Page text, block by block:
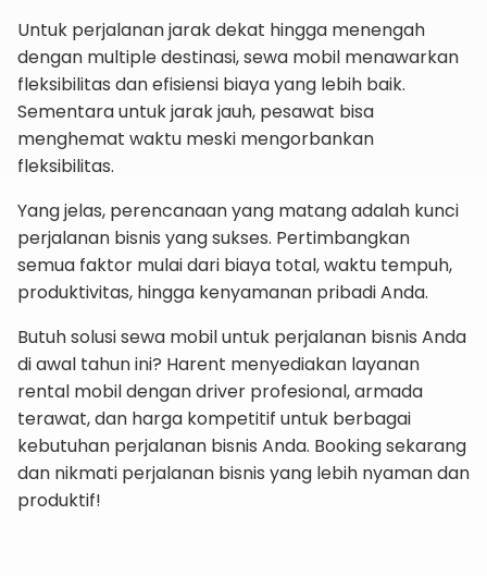
Untuk perjalanan jarak dekat hingga menengah
dengan multiple destinasi, sewa mobil menawarkan
fleksibilitas dan efisiensi biaya yang lebih baik.
Sementara untuk jarak jauh, pesawat bisa
menghemat waktu meski mengorbankan
fleksibilitas.
Yang jelas, perencanaan yang matang adalah kunci
perjalanan bisnis yang sukses. Pertimbangkan
semua faktor mulai dari biaya total, waktu tempuh,
produktivitas, hingga kenyamanan pribadi Anda.
Butuh solusi sewa mobil untuk perjalanan bisnis Anda
di awal tahun ini? Harent menyediakan layanan
rental mobil dengan driver profesional, armada
terawat, dan harga kompetitif untuk berbagai
kebutuhan perjalanan bisnis Anda. Booking sekarang
dan nikmati perjalanan bisnis yang lebih nyaman dan
produktif!